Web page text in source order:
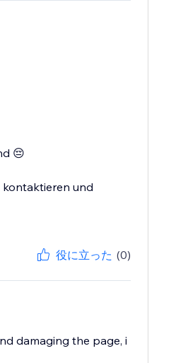
😔
und
役に立った (0)
damaging the page, i